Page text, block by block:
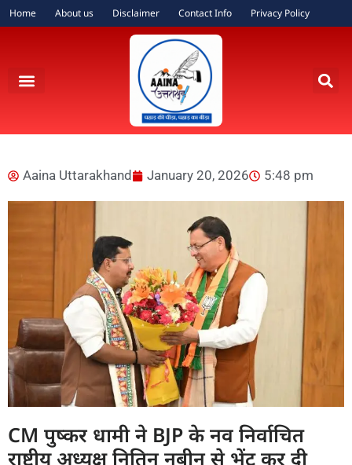
Home About us Disclaimer Contact Info Privacy Policy
Aaina Uttarakhand January 20, 2026 5:48 pm
CM पुष्कर धामी ने BJP के नव निर्वाचित
राष्ट्रीय अध्यक्ष नितिन नबीन से भेंट कर दी